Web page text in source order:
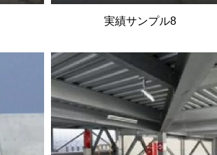
実績サンプル8